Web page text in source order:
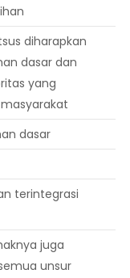
diharapkan
dasar dan
yang
dasar
terintegrasi
juga
unsur